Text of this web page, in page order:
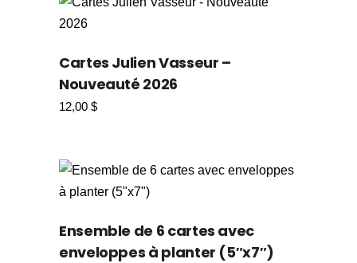
61,95 $
Cartes Julien Vasseur –
Nouveauté 2026
12,00 $
Ensemble de 6 cartes avec
enveloppes à planter (5″x7″)